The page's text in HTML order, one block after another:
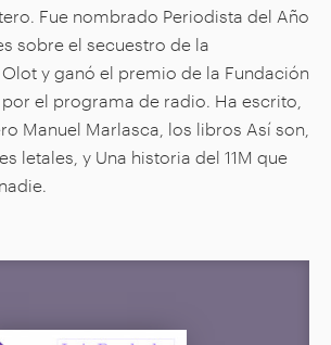
Fue nombrado Periodista del Año
sobre el secuestro de la
y ganó el premio de la Fundación
el programa de radio. Ha escrito,
Manuel Marlasca, los libros Así son,
letales, y Una historia del 11M que